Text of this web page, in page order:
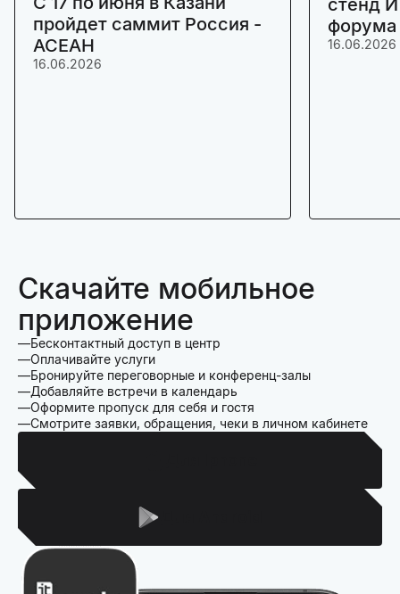
пройдет саммит Россия -
АСЕАН
16.06.2026
16.06.2026
Скачайте мобильное
приложение
Бесконтактный доступ в центр
Оплачивайте услуги
Бронируйте переговорные и конференц-залы
Добавляйте встречи в календарь
Оформите пропуск для себя и гостя
Смотрите заявки, обращения, чеки в личном кабинете